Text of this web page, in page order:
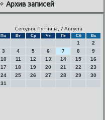
Архив записей
Сегодня: Пятница, 7 Августа
Пн Вт Ср Чт Пт Сб Вс
1
2
3
4 5 6 7 8
9
10
11 12 13 14 15
16
17
18 19 20 21 22
23
24
25 26 27 28 29
30
31